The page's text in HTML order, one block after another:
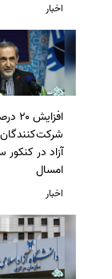
اخبار
آزاد در
امسال
اخبار